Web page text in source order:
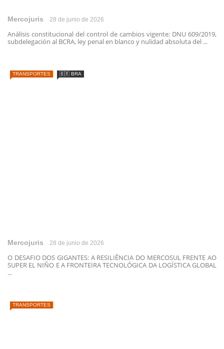
Mercojuris 28 de junio de 2026
Análisis constitucional del control de cambios vigente: DNU 609/2019,
subdelegación al BCRA, ley penal en blanco y nulidad absoluta del ...
TRANSPORTES 🇧🇷 BRA
Mercojuris 28 de junio de 2026
O DESAFIO DOS GIGANTES: A RESILIÊNCIA DO MERCOSUL FRENTE AO
SUPER EL NIÑO E A FRONTEIRA TECNOLÓGICA DA LOGÍSTICA GLOBAL
...
TRANSPORTES